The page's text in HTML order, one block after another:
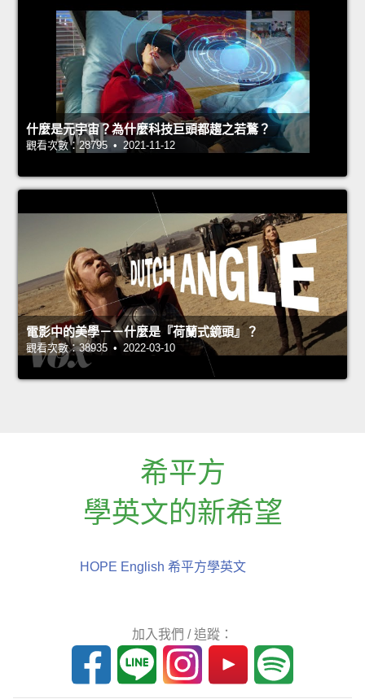
什麼是元宇宙？為什麼科技巨頭都趨之若鶩？
觀看次數：28795 • 2021-11-12
電影中的美學－－什麼是『荷蘭式鏡頭』？
觀看次數：38935 • 2022-03-10
希平方
學英文的新希望
HOPE English 希平方學英文
加入我們 / 追蹤：